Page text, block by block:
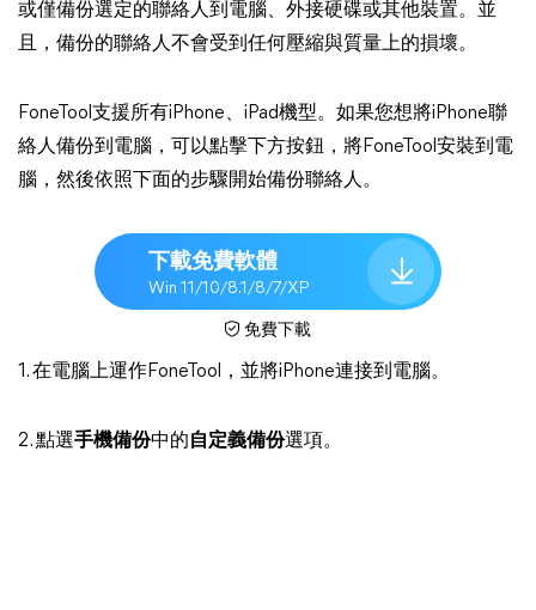
或僅備份選定的聯絡人到電腦、外接硬碟或其他裝置。並
且，備份的聯絡人不會受到任何壓縮與質量上的損壞。
FoneTool支援所有iPhone、iPad機型。如果您想將iPhone聯
絡人備份到電腦，可以點擊下方按鈕，將FoneTool安裝到電
腦，然後依照下面的步驟開始備份聯絡人。
下載免費軟體
Win 11/10/8.1/8/7/XP
免費下載
1. 在電腦上運作FoneTool，並將iPhone連接到電腦。
2. 點選手機備份中的 自定義備份選項。